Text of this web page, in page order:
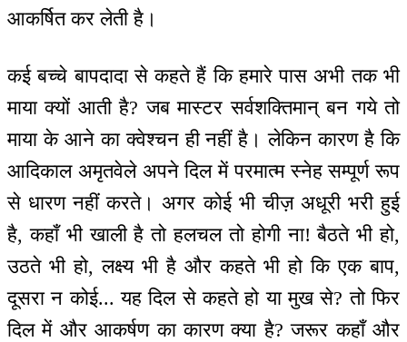
आकर्षित कर लेती है।
कई बच्चे बापदादा से कहते हैं कि हमारे पास अभी तक भी
माया क्यों आती है? जब मास्टर सर्वशक्तिमान् बन गये तो
माया के आने का क्वेश्चन ही नहीं है। लेकिन कारण है कि
आदिकाल अमृतवेले अपने दिल में परमात्म स्नेह सम्पूर्ण रूप
से धारण नहीं करते। अगर कोई भी चीज़ अधूरी भरी हुई
है, कहाँ भी खाली है तो हलचल तो होगी ना! बैठते भी हो,
उठते भी हो, लक्ष्य भी है और कहते भी हो कि एक बाप,
दूसरा न कोई... यह दिल से कहते हो या मुख से? तो फिर
दिल में और आकर्षण का कारण क्या है? जरूर कहाँ और